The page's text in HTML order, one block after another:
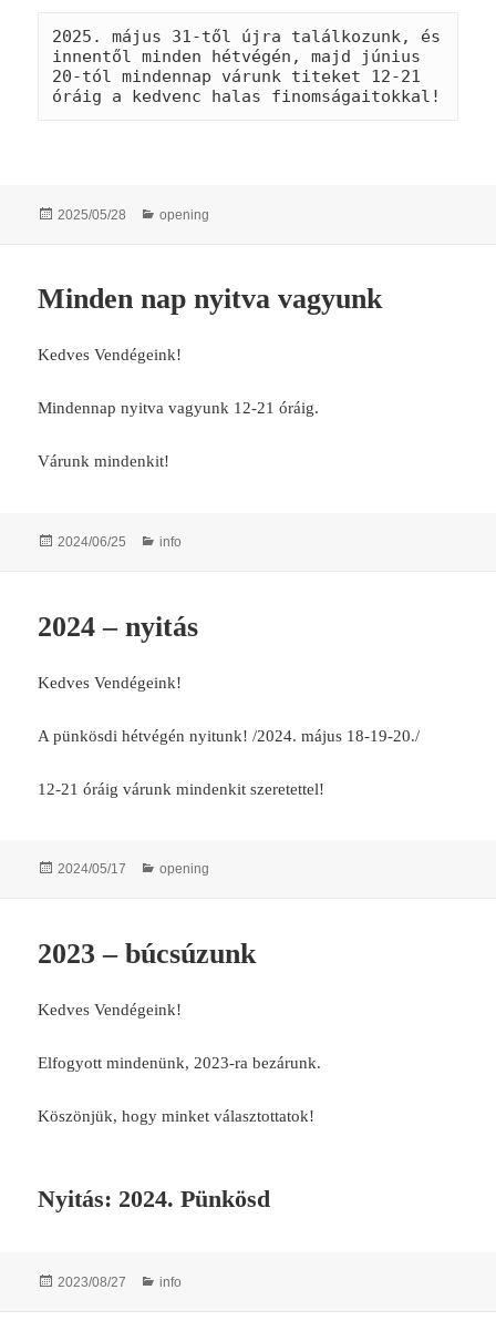
2025. május 31-től újra találkozunk, és
innentől minden hétvégén, majd június
20-tól mindennap várunk titeket 12-21
óráig a kedvenc halas finomságaitokkal!
Posted
2025/05/28 Categories
opening
Minden nap nyitva vagyunk
Kedves Vendégeink!
Mindennap nyitva vagyunk 12-21 óráig.
Várunk mindenkit!
Posted
2024/06/25 Categories
info
2024 – nyitás
Kedves Vendégeink!
A pünkösdi hétvégén nyitunk! /2024. május 18-19-20./
12-21 óráig várunk mindenkit szeretettel!
Posted
2024/05/17 Categories
opening
2023 – búcsúzunk
Kedves Vendégeink!
Elfogyott mindenünk, 2023-ra bezárunk.
Köszönjük, hogy minket választottatok!
Nyitás: 2024. Pünkösd
Posted
2023/08/27 Categories
info